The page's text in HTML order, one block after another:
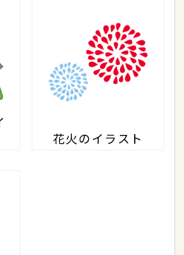
花火のイラスト